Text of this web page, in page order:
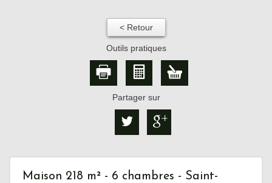
< Retour
Outils pratiques
Partager sur
Maison 218 m² - 6 chambres - Saint-